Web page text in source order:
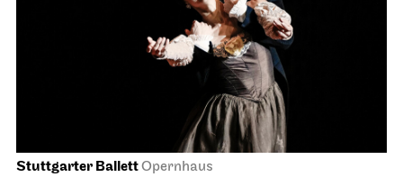
Stuttgarter BallettOpernhaus